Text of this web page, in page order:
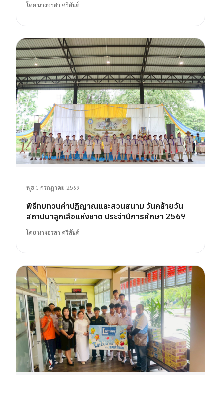
โดย นางอรสา ศรีสันต์
พุธ 1 กรกฎาคม 2569
พิธีทบทวนคำปฏิญาณและสวนสนาม วันคล้ายวัน
สถาปนาลูกเสือแห่งชาติ ประจำปีการศึกษา 2569
โดย นางอรสา ศรีสันต์